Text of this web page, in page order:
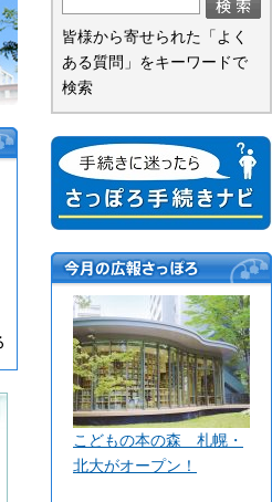
皆様から寄せられた「よく
ある質問」をキーワードで
検索
手続きに迷ったら さっぽろ手続
きナビ
今月の広報さっぽ
ろ
こどもの本の森 札幌・
北大がオープン！